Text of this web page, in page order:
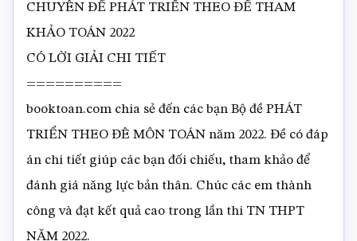
CHUYÊN ĐỀ PHÁT TRIỂN THEO ĐỀ THAM
KHẢO TOÁN 2022
CÓ LỜI GIẢI CHI TIẾT
==========
booktoan.com chia sẻ đến các bạn Bộ đề PHÁT
TRIỂN THEO ĐÊ MÔN TOÁN năm 2022. Đề có đáp
án chi tiết giúp các bạn đối chiếu, tham khảo để
đánh giá năng lực bản thân. Chúc các em thành
công và đạt kết quả cao trong lần thi TN THPT
NĂM 2022.